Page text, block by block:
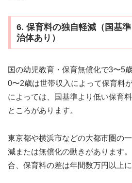
6. 保育料の独自軽減（国基
治体あり）
国の幼児教育・保育無償化で3〜5
0〜2歳は世帯収入によって保育料
によっては、国基準より低い保育
ところがあります。
東京都や横浜市などの大都市圏の
減または無償化の動きがあります
合、保育料の差は年間数万円以上